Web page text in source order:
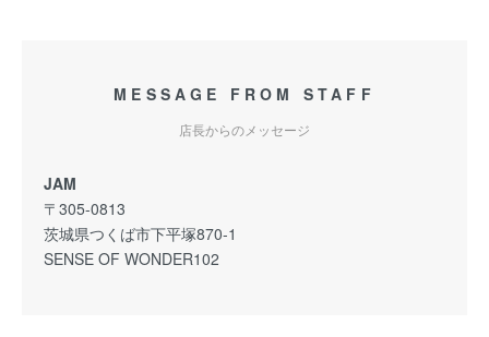
MESSAGE FROM STAFF
店長からのメッセージ
JAM
〒305-0813
茨城県つくば市下平塚870-1
SENSE OF WONDER102